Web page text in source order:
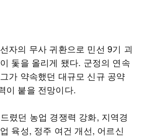
자의 무사 귀환으로 민선 9기 괴
돛을 올리게 됐다. 군정의 연속
가 약속했던 대규모 신규 공약
이 붙을 전망이다.
렸던 농업 경쟁력 강화, 지역경
육성, 정주 여건 개선, 어르신